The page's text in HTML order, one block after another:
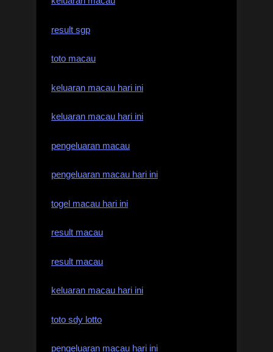
result sgp
toto macau
keluaran macau hari ini
keluaran macau hari ini
pengeluaran macau
pengeluaran macau hari ini
togel macau hari ini
result macau
result macau
keluaran macau hari ini
toto sdy lotto
pengeluaran macau hari ini